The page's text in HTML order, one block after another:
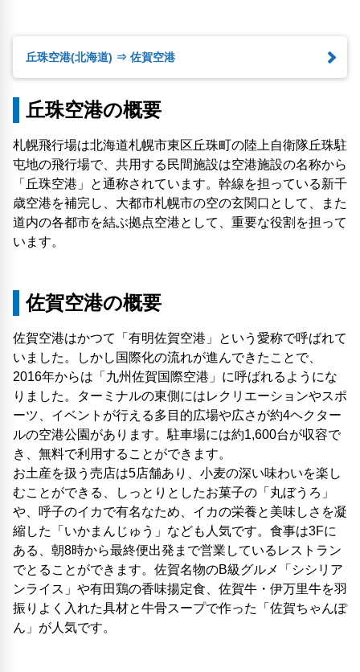
丘珠空港(北海道) ⇒ 佐賀空港
丘珠空港の概要
札幌飛行場は北海道札幌市東区丘珠町の陸上自衛隊丘珠駐
屯地の飛行場で、共用する民間施設は空港施設の名称から
「丘珠空港」と通称されています。幹線を担っている新千
歳空港を補完し、大都市札幌市の空の玄関口として、また
道内の各都市を結ぶ拠点空港として、重要な役割を担って
います。
佐賀空港の概要
佐賀空港はかつて「有明佐賀空港」という愛称で呼ばれて
いました。しかし国際化の流れが進んできたことで、
2016年からは「九州佐賀国際空港」に呼ばれるようにな
りました。ターミナルの東側にはレクリエーションやスポ
ーツ、イベントが行える多目的広場や広さが約4ヘクター
ルの空港公園があります。駐車場には約1,600台が収容で
き、無料で利用することができます。
お土産を扱う売店は5店舗あり、小麦の深い味わいを楽し
むことができる、しっとりとしたお菓子の「丸ぼうろ」
や、呼子のイカで有名なため、イカの栄養と美味しさを凝
縮した「いかまんじゅう」なども人気です。食事は3Fに
ある、朝8時から最終便出発まで営業しているレストラン
でとることができます。佐賀名物のB級グルメ「シシリア
ンライス」や有田鶏の香味揚定食、佐賀牛・伊万里牛を羽
振りよく入れた具材と牛骨スープで作った「佐賀ちゃんぽ
ん」が人気です。